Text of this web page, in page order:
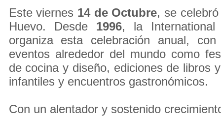
Este viernes 14 de Octubre, se
Huevo. Desde 1996, la International
organiza esta celebración anual,
eventos alrededor del mundo como
de cocina y diseño, ediciones de libros
infantiles y encuentros gastronómicos.
Con un alentador y sostenido